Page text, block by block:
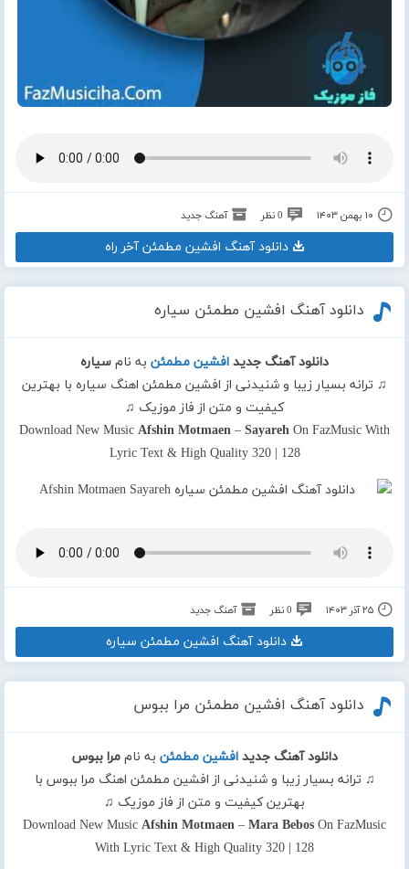
۱۰ بهمن ۱۴۰۳ 0 نظر آهنگ جدید
دانلود آهنگ افشین مطمئن آخر راه
دانلود آهنگ افشین مطمئن سیاره
دانلود آهنگ جدید افشین مطمئن به نام سیاره
♫ ترانه بسیار زیبا و شنیدنی از افشین مطمئن اهنگ سیاره با بهترین
کیفیت و متن از فاز موزیک ♫
Download New Music Afshin Motmaen – Sayareh On FazMusic With
Lyric Text & High Quality 320 | 128
۲۵ آذر ۱۴۰۳ 0 نظر آهنگ جدید
دانلود آهنگ افشین مطمئن سیاره
دانلود آهنگ افشین مطمئن مرا ببوس
دانلود آهنگ جدید افشین مطمئن به ناممرا ببوس
♫ ترانه بسیار زیبا و شنیدنی از افشین مطمئن اهنگ مرا ببوس با
بهترین کیفیت و متن از فاز موزیک ♫
Download New Music Afshin Motmaen – Mara Bebos On FazMusic
With Lyric Text & High Quality 320 | 128